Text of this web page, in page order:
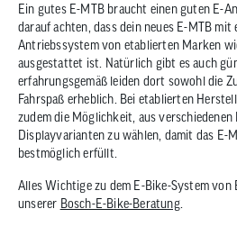
Ein gutes E-MTB braucht einen guten E-
darauf achten, dass dein neues E-MTB mit
Antriebssystem von etablierten Marken
ausgestattet ist. Natürlich gibt es auch
erfahrungsgemäß leiden dort sowohl die
Fahrspaß erheblich. Bei etablierten
zudem die Möglichkeit, aus verschiedenen
Displayvarianten zu wählen, damit das E-
bestmöglich erfüllt.
Alles Wichtige zu dem E-Bike-System von
unserer Bosch-E-Bike-Beratung.